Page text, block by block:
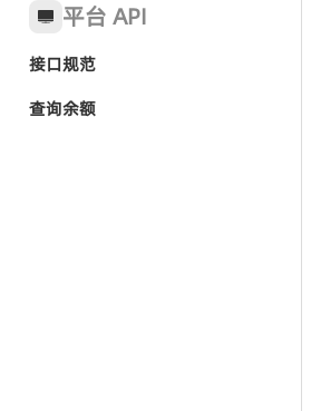
平台 API
接口规范
查询余额